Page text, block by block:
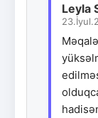
Leyla